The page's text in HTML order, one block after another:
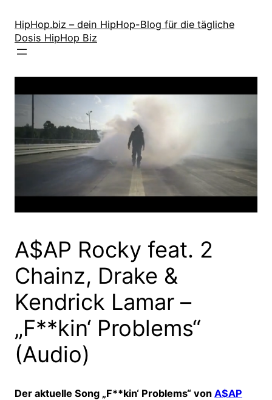
Inhalt
springen
HipHop.biz – dein HipHop-Blog für die tägliche
Dosis HipHop Biz
A$AP Rocky feat. 2
Chainz, Drake &
Kendrick Lamar –
„F**kin‘ Problems“
(Audio)
Der aktuelle Song „F**kin‘ Problems“ von A$AP